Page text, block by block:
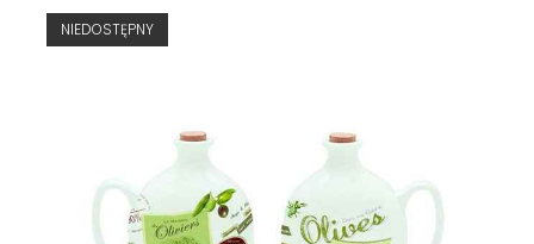
NIEDOSTĘPNY